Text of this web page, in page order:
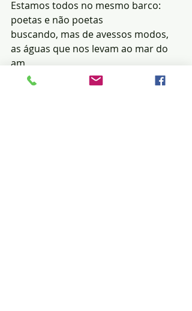
Estamos todos no mesmo barco:
poetas e não poetas
buscando, mas de avessos modos,
as águas que nos levam ao mar do
am